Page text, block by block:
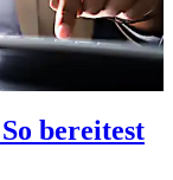
bereitest